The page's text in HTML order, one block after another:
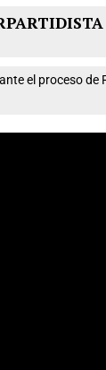
el proceso de